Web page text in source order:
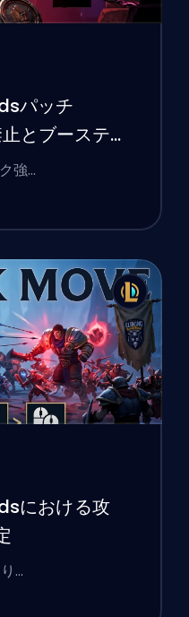
パッチ
とブーステ
強…
における攻
…